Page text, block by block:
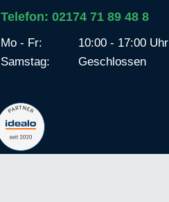
Telefon: 02174 71 89 48 8
Mo - Fr:
10:00 - 17:00 Uhr
Samstag:
Geschlossen